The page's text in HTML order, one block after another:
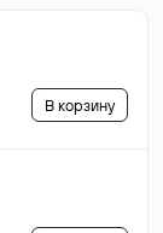
В корзину